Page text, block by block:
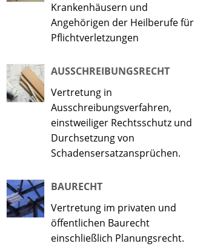
Krankenhäusern und
Angehörigen der Heilberufe für
Pflichtverletzungen
AUSSCHREIBUNGSRECHT
Vertretung in
Ausschreibungsverfahren,
einstweiliger Rechtsschutz und
Durchsetzung von
Schadensersatzansprüchen.
BAURECHT
Vertretung im privaten und
öffentlichen Baurecht
einschließlich Planungsrecht.